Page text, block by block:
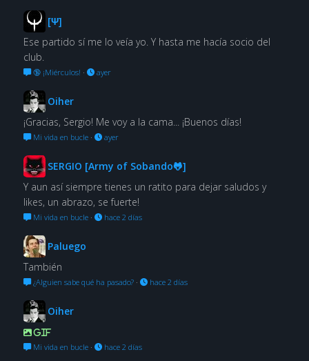
[Ψ]
Ese partido sí me lo veía yo. Y hasta me hacía socio del
club.
🔞 ¡Miérculos! · ayer
Oiher
¡Gracias, Sergio! Me voy a la cama... ¡Buenos días!
Mi vida en bucle· ayer
SERGIO [Army of Sobando🐸]
Y aun así siempre tienes un ratito para dejar saludos y
likes, un abrazo, se fuerte!
Mi vida en bucle· hace 2 días
Paluego
También
¿Alguien sabe qué ha pasado?· hace 2 días
Oiher
GIF
Mi vida en bucle· hace 2 días